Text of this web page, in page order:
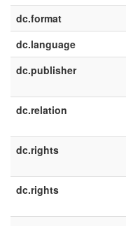
dc.format
dc.language
dc.publisher
dc.relation
dc.rights
dc.rights